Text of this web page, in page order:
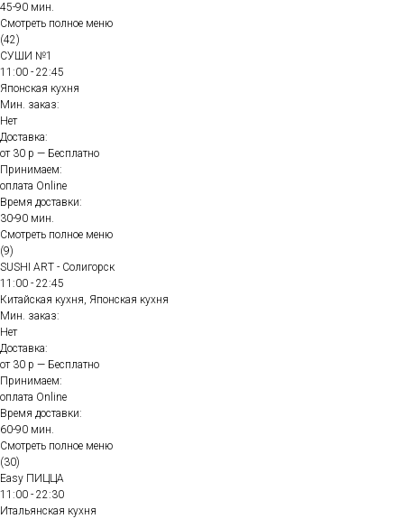
45-90 мин.
Смотреть полное меню
(42)
СУШИ №1
11:00 - 22:45
Японская кухня
Мин. заказ:
Нет
Доставка:
от 30 р — Бесплатно
Принимаем:
оплата Online
Время доставки:
30-90 мин.
Смотреть полное меню
(9)
SUSHI ART - Солигорск
11:00 - 22:45
Китайская кухня, Японская кухня
Мин. заказ:
Нет
Доставка:
от 30 р — Бесплатно
Принимаем:
оплата Online
Время доставки:
60-90 мин.
Смотреть полное меню
(30)
Easy ПИЦЦА
11:00 - 22:30
Итальянская кухня